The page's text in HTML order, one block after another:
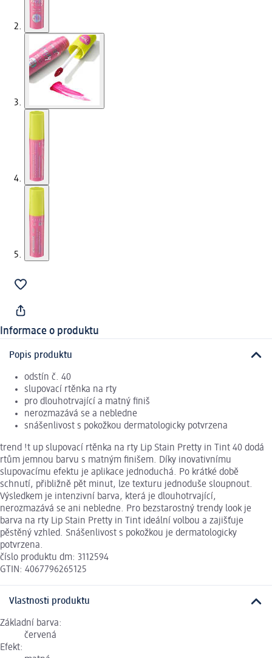
Informace o produktu
Popis produktu
odstín č. 40
slupovací rtěnka na rty
pro dlouhotrvající a matný finiš
nerozmazává se a nebledne
snášenlivost s pokožkou dermatologicky potvrzena
trend !t up slupovací rtěnka na rty Lip Stain Pretty in Tint 40 dodá
rtům jemnou barvu s matným finišem. Díky inovativnímu
slupovacímu efektu je aplikace jednoduchá. Po krátké době
schnutí, přibližně pět minut, lze texturu jednoduše sloupnout.
Výsledkem je intenzivní barva, která je dlouhotrvající,
nerozmazává se ani nebledne. Pro bezstarostný trendy look je
barva na rty Lip Stain Pretty in Tint ideální volbou a zajišťuje
pěstěný vzhled. Snášenlivost s pokožkou je dermatologicky
potvrzena.
číslo produktu dm: 3112594
GTIN: 4067796265125
Vlastnosti produktu
Základní barva:
červená
Efekt: